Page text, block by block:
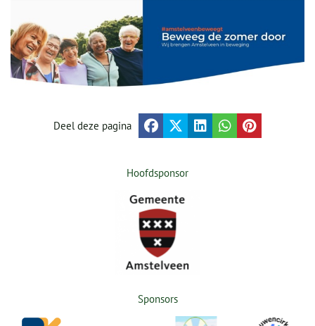
Deel deze pagina
Hoofdsponsor
Sponsors